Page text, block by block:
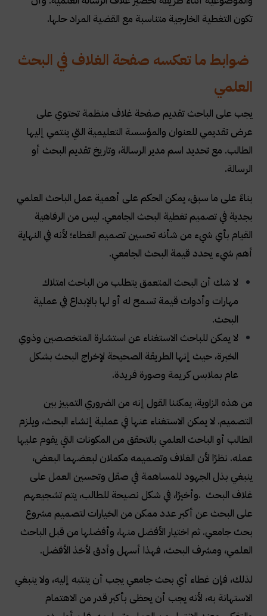
تكون التغطية الخارجية متناسبة مع القضية المراد حلها.
ضوابط ما تعكسه صفحة الغلاف في البحث
العلمي
يجب على الباحث تقديم صفحة غلاف منظمة تحتوي على
عرض تقديمي للعنوان والمؤسسة التعليمية التي ينتمي إليها
الطالب. مع تحديد اسم مدير الرسالة، وتاريخ تقديم البحث أو
الرسالة.
بناءً على ما سبق، يمكن الحكم على أهمية عمل الباحث العلمي
بجدية في تصميم تغطية البحث الجامعي. ليس من الرفاهية
القيام بأي شيء من شأنه تحسين تصميم الغطاء؛ لأنه في النهاية
أهم شيء يحدد قيمة البحث الجامعي.
لا شك أن البحث المتعمق يتطلب من الباحث امتلاك
مهارات وأدوات قيمة تسمح له أو لها بالإبداع في عملية
البحث.
لا يمكن للباحث الاستغناء عن استشارة المتخصصين وذوي
الخبرة، حيث إنها الطريقة الصحيحة لإخراج البحث بشكل
عام بملابس كريمة وصورة فريدة.
من هذه الزاوية، يمكننا القول إنه من الضروري التمييز بين
التصميم. لا يمكن الاستغناء عنها في عملية إنشاء البحث، ويلزم
الطالب أو الباحث العلمي بالتحقق من المكونات التي يقوم عليها
عمله. نظرًا لأن الغلاف وتصميمه مكملان لبعضهما البعض،
ينبغي بذل الجهود للمساهمة في صقل وتحسين العمل على
غلاف البحث .وأخيرًا، في شكل نصيحة للطالب، يتم تشجيعهم
على البحث عن أكبر عدد ممكن من الخيارات لتصميم مشروع
بحث جامعي. ثم اختيار الأفضل منها، وأفضلها من قبل الباحث
العلمي، ومشرف البحث، فهذا أسهل وأدق لأخذ الأفضل.
لذلك، فإن غطاء أي بحث جامعي يجب أن ينتبه إليه، ولا ينبغي
الاستهانة به، لأنه يجب أن يحظى بأكبر قدر من الاهتمام